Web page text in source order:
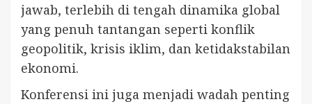
jawab, terlebih di tengah dinamika global
yang penuh tantangan seperti konflik
geopolitik, krisis iklim, dan ketidakstabilan
ekonomi.
Konferensi ini juga menjadi wadah penting